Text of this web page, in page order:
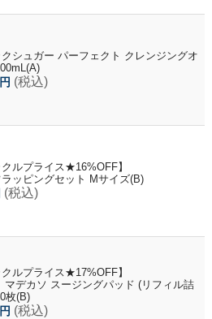
シュガー パーフェクト クレンジングオ
(税込)
クルプライス★16%OFF】
ッピングセット Mサイズ(B)
(税込)
クルプライス★17%OFF】
マデカソ スージングパッド (リフィル詰
(B)
(税込)